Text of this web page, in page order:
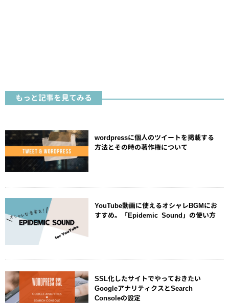
もっと記事を見てみる
wordpressに個人のツイートを掲載する
方法とその時の著作権について
YouTube動画に使えるオシャレBGMにお
すすめ。「Epidemic Sound」の使い方
SSL化したサイトでやっておきたい
GoogleアナリティクスとSearch
Consoleの設定